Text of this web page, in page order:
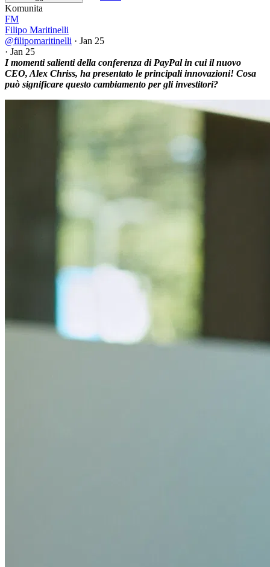
Komunita
FM
Filipo Maritinelli
@filipomaritinelli · Jan 25
· Jan 25
I momenti salienti della conferenza di PayPal in cui il nuovo
CEO, Alex Chriss, ha presentato le principali innovazioni! Cosa
può significare questo cambiamento per gli investitori?